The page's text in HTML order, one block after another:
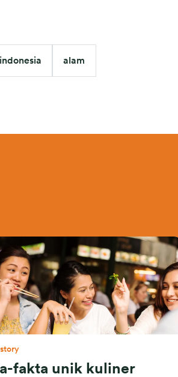
indonesia alam
story
fakta unik kuliner